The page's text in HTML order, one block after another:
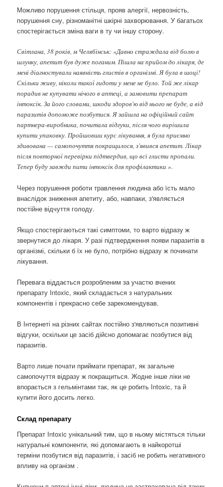
Можливо порушення стільця, прояв алергії, нервозність,
порушення сну, різноманітні шкірні захворювання. У багатьох
спостерігається зміна ваги в ту чи іншу сторону.
Світлана, 38 років, м Челябінськ: «Давно страждала від болю в
шлунку, апетит був дуже поганим. Пішла на прийом до лікаря, де
мені діагностували наявність глистів в організмі. Я була в шоці!
Скільки живу, ніколи такої гидоти у мене не було. Той же лікар
порадив не купувати нічого в аптеці, а замовити препарат
інтоксік. За його словами, шкоди здоров'ю від нього не буде, а від
паразитів допоможе позбутися. Я зайшла на офіційний сайт
партнера-виробника, почитала відгуки, після чого вирішила
купити упаковку. Пройшовши курс лікування, я була приємно
здивована — самопочуття покращилося, з'явився апетит. Лікар
після повторної перевірки підтвердив, що всі глисти пропали.
Тепер буду завжди пити інтоксік для профілактики ».
Через порушення роботи травлення людина або їсть мало
внаслідок зниження апетиту, або, навпаки, з'являється
постійне відчуття голоду.
Якщо спостерігаються такі симптоми, то варто відразу ж
звернутися до лікаря. У разі підтвердження появи паразитів в
організмі, скільки б їх не було, потрібно відразу ж починати
лікування.
Перевага віддається розробленим за участю вчених
препарату Intoxic, який складається з натуральних
компонентів і прекрасно себе зарекомендував.
В Інтернеті на різних сайтах постійно з'являються позитивні
відгуки, оскільки це засіб дійсно допомагає позбутися від
паразитів.
Варто лише почати приймати препарат, як загальне
самопочуття відразу ж покращиться. Жодне інше ліки не
впорається з гельмінтами так, як це робить Intoxic, та й
купити його досить легко.
Склад препарату
Препарат Intoxic унікальний тим, що в ньому містяться тільки
натуральні компоненти, які допомагають в найкоротші
терміни позбутися від паразитів, і засіб не робить негативного
впливу на організм .